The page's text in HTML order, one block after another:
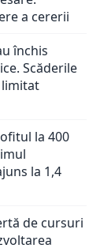
a cererii
închis
Scăderile
limitat
la 400
la 1,4
de cursuri